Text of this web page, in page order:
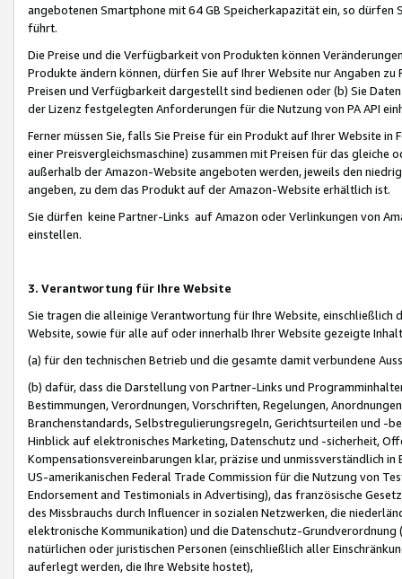
angebotenen Smartphone mit 64 GB Speicherkapazität ein, so dürfen
führt.
Die Preise und die Verfügbarkeit von Produkten können
Produkte ändern können, dürfen Sie auf Ihrer Website nur Angaben
Preisen und Verfügbarkeit dargestellt sind bedienen oder (b) Sie
der Lizenz festgelegten Anforderungen für die Nutzung von PA API
Ferner müssen Sie, falls Sie Preise für ein Produkt auf Ihrer Website
einer Preisvergleichsmaschine) zusammen mit Preisen für das
außerhalb der Amazon-Website angeboten werden, jeweils den
angeben, zu dem das Produkt auf der Amazon-Website erhältlich ist.
Sie dürfen keine Partner-Links auf Amazon oder Verlinkungen von
einstellen.
3. Verantwortung für Ihre Website
Sie tragen die alleinige Verantwortung für Ihre Website,
Website, sowie für alle auf oder innerhalb Ihrer Website gezeigte
(a) für den technischen Betrieb und die gesamte damit verbundene
(b) dafür, dass die Darstellung von Partner-Links und
Bestimmungen, Verordnungen, Vorschriften, Regelungen,
Branchenstandards, Selbstregulierungsregeln, Gerichtsurteilen und -
Hinblick auf elektronisches Marketing, Datenschutz und -sicherheit,
Kompensationsvereinbarungen klar, präzise und unmissverständlich
US-amerikanischen Federal Trade Commission für die Nutzung von
Endorsement and Testimonials in Advertising), das französische
des Missbrauchs durch Influencer in sozialen Netzwerken, die
elektronische Kommunikation) und die Datenschutz-
natürlichen oder juristischen Personen (einschließlich aller
auferlegt werden, die Ihre Website hostet),